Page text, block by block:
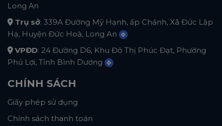
Long An
Trụ sở: 339A Đường Mỹ Hạnh, ấp Chánh, Xã Đức Lập
Hạ, Huyện Đức Hoà, Long An
VPĐD: 24 Đường D6, Khu Đô Thị Phúc Đạt, Phường
Phú Lợi, Tỉnh Bình Dương
CHÍNH SÁCH
Giấy phép sử dụng
Chính sách thanh toán